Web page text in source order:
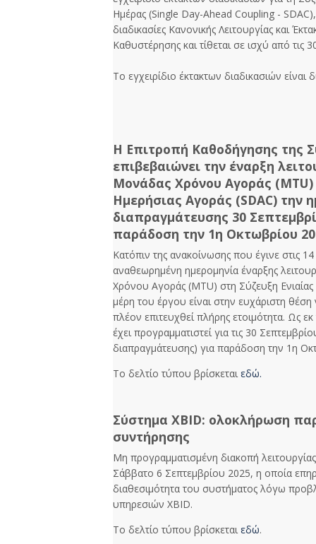
Ημέρας (Single Day-Ahead Coupling -
διαδικασίες Κανονικής Λειτουργίας και
Καθυστέρησης και τίθεται σε ισχύ από τις
Το εγχειρίδιο έκτακτων διαδικασιών είναι
Η Επιτροπή Καθοδήγησης της
επιβεβαιώνει την έναρξη
Μονάδας Χρόνου Αγοράς (MTU)
Ημερήσιας Αγοράς (SDAC) την
διαπραγμάτευσης 30
παράδοση την 1η Οκτωβρίου
Κατόπιν της ανακοίνωσης που έγινε στις
αναθεωρημένη ημερομηνία έναρξης
Χρόνου Αγοράς (MTU) στη Σύζευξη
μέρη του έργου είναι στην ευχάριστη θέση
πλέον επιτευχθεί πλήρης ετοιμότητα. Ως
έχει προγραμματιστεί για τις 30
διαπραγμάτευσης) για παράδοση την 1η
Το δελτίο τύπου βρίσκεταιεδώ.
Σύστημα XBID: ολοκλήρωση
συντήρησης
Μη προγραμματισμένη διακοπή
Σάββατο 6 Σεπτεμβρίου 2025, η οποία
διαθεσιμότητα του συστήματος λόγω
υπηρεσιών XBID.
Το δελτίο τύπου βρίσκεταιεδώ.